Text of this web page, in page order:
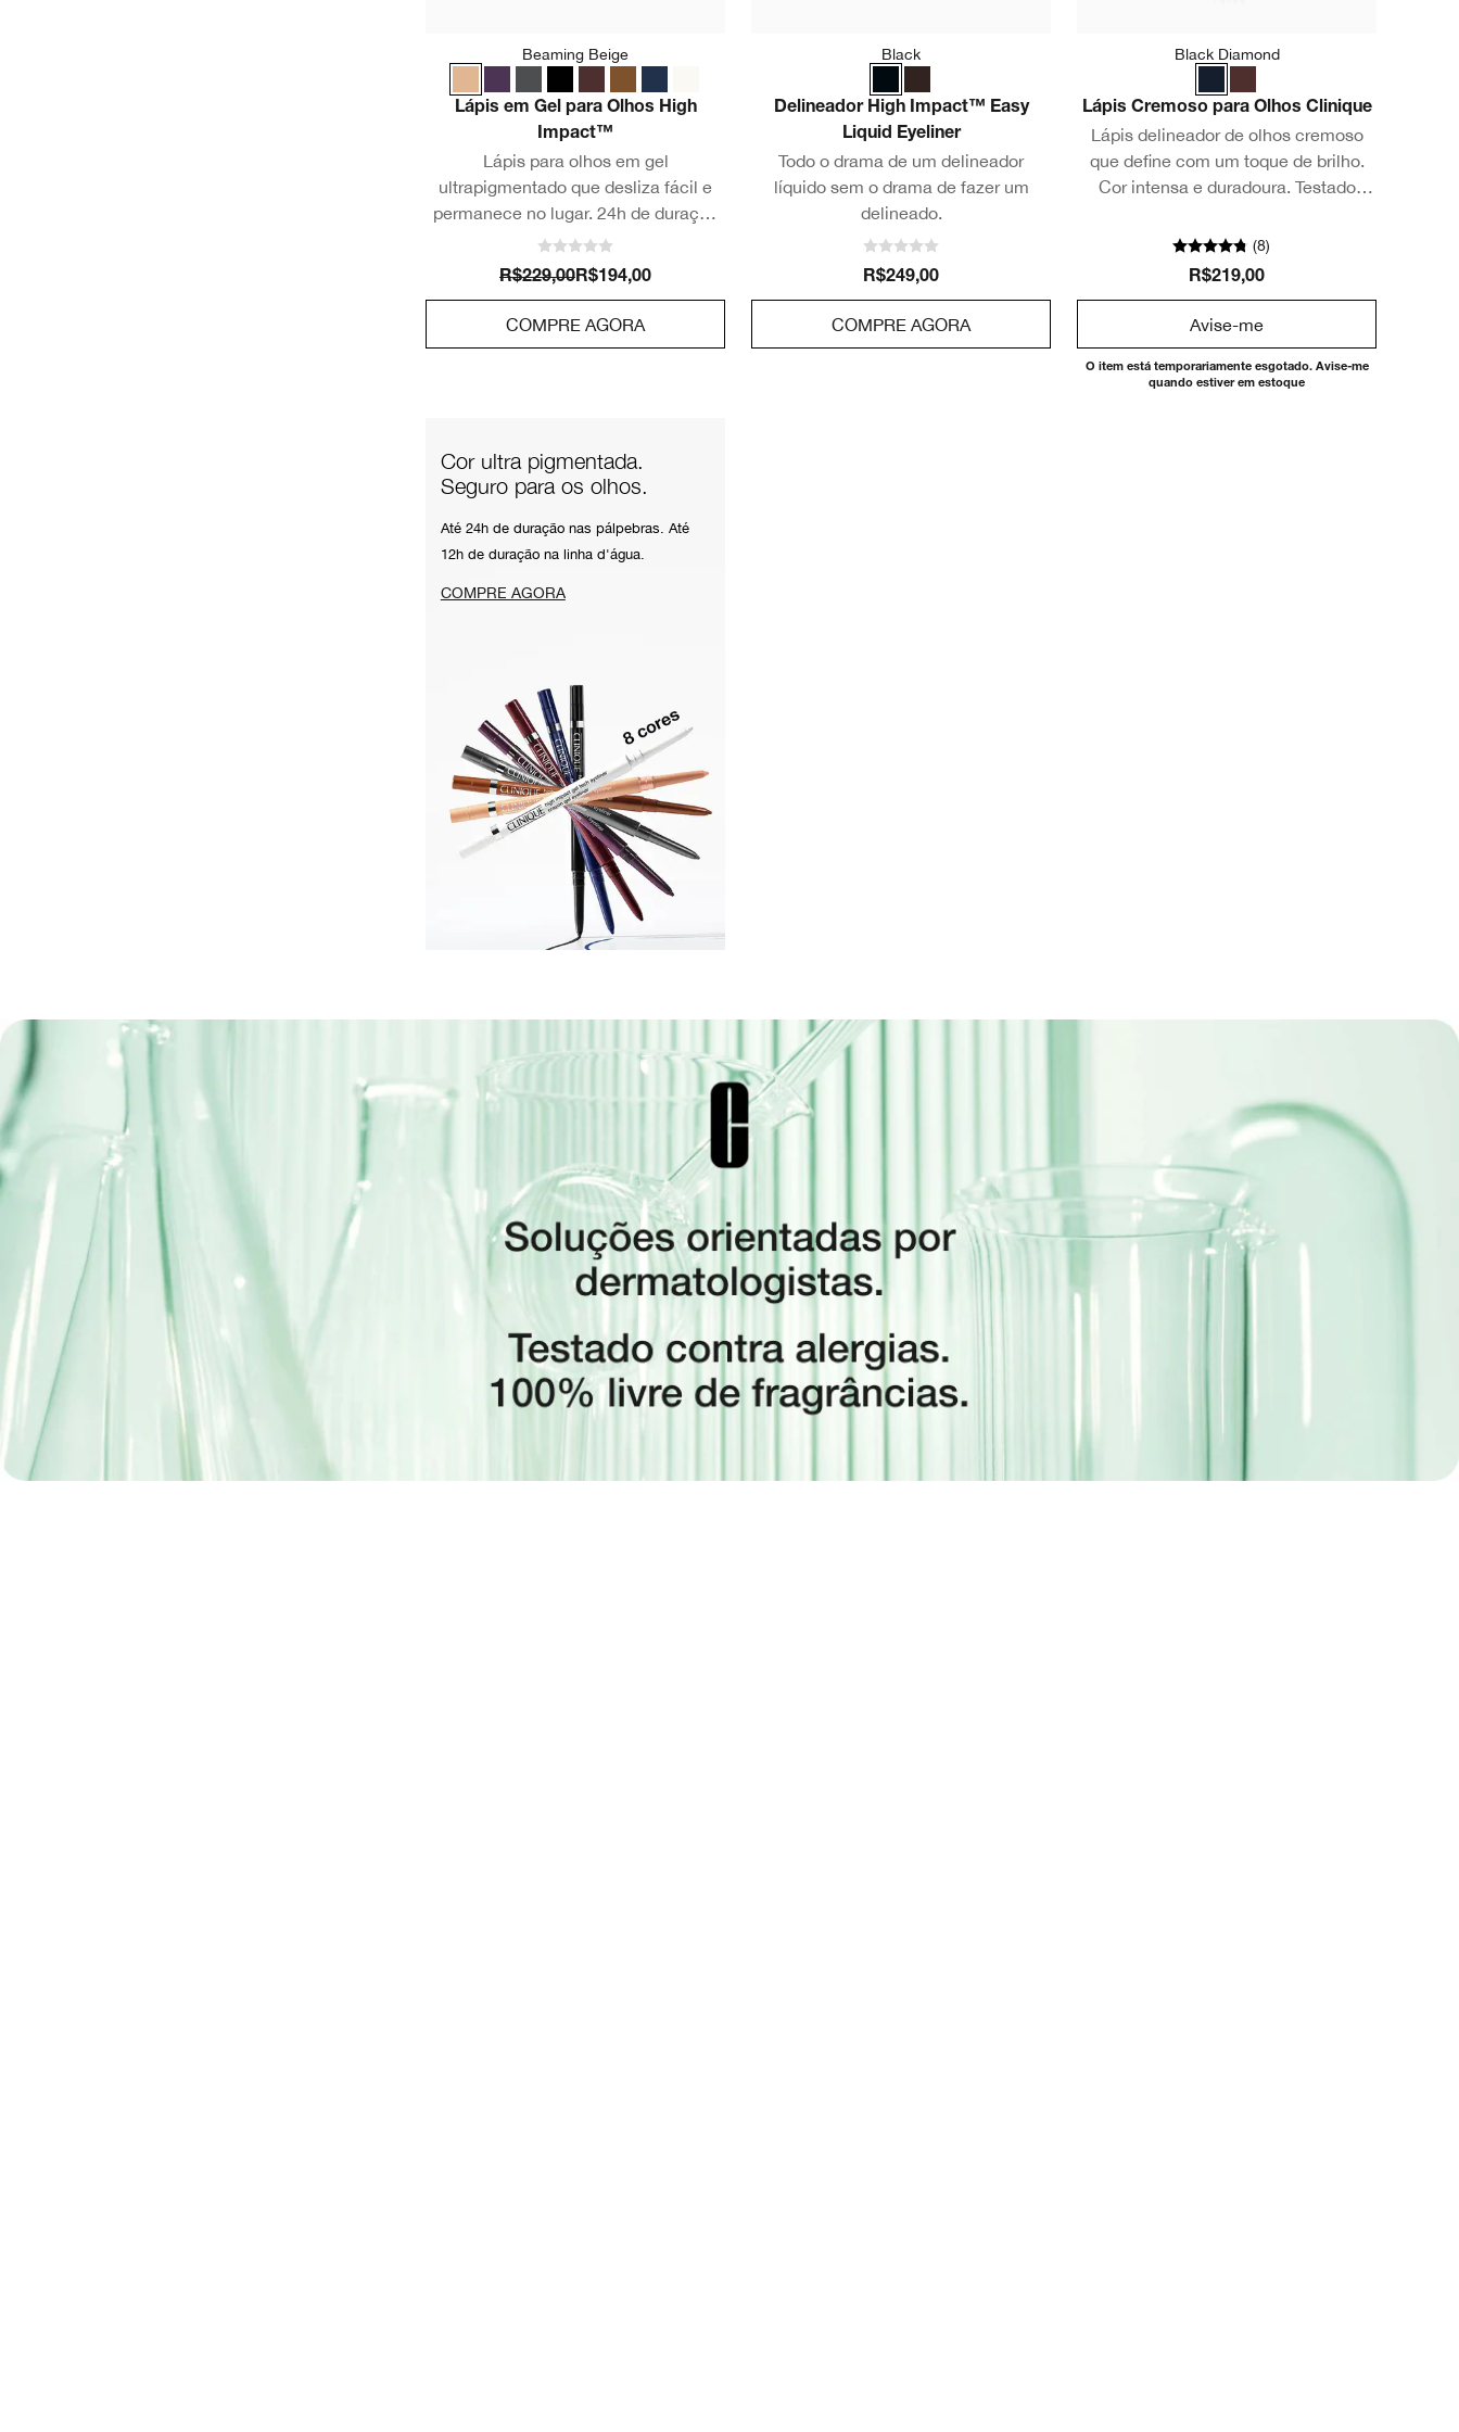
Beaming Beige
Lápis em Gel para Olhos High
Impact™
Lápis para olhos em gel
ultrapigmentado que desliza fácil e
permanece no lugar. 24h de duração
nas pálpebras, 12h de duração na
linha d'água.
R$229,00R$194,00
COMPRE AGORA
Black
Delineador High Impact™ Easy
Liquid Eyeliner
Todo o drama de um delineador
líquido sem o drama de fazer um
delineado.
R$249,00
COMPRE AGORA
Black Diamond
Lápis Cremoso para Olhos Clinique
Lápis delineador de olhos cremoso
que define com um toque de brilho.
Cor intensa e duradoura. Testado
(8)
R$219,00
Avise-me
O item está temporariamente esgotado. Avise-me
quando estiver em estoque
Cor ultra pigmentada.
Seguro para os olhos.
Até 24h de duração nas pálpebras. Até
12h de duração na linha d'água.
COMPRE AGORA